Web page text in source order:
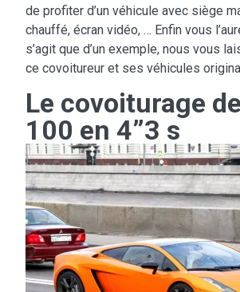
de profiter d’un véhicule avec siège
chauffé, écran vidéo, … Enfin vous
s’agit que d’un exemple, nous vous
ce covoitureur et ses véhicules
Le covoiturage
100 en 4”3 s